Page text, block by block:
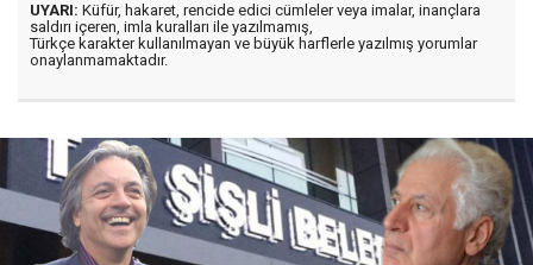
UYARI: Küfür, hakaret, rencide edici cümleler veya imalar, inançlara
saldırı içeren, imla kuralları ile yazılmamış,
Türkçe karakter kullanılmayan ve büyük harflerle yazılmış yorumlar
onaylanmamaktadır.